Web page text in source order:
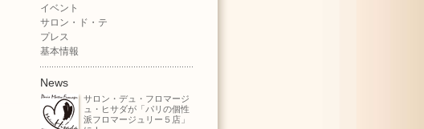
イベント
サロン・ド・テ
プレス
基本情報
News
サロン・デュ・フロマージ
ュ・ヒサダが「パリの個性
派フロマージュリー５店」